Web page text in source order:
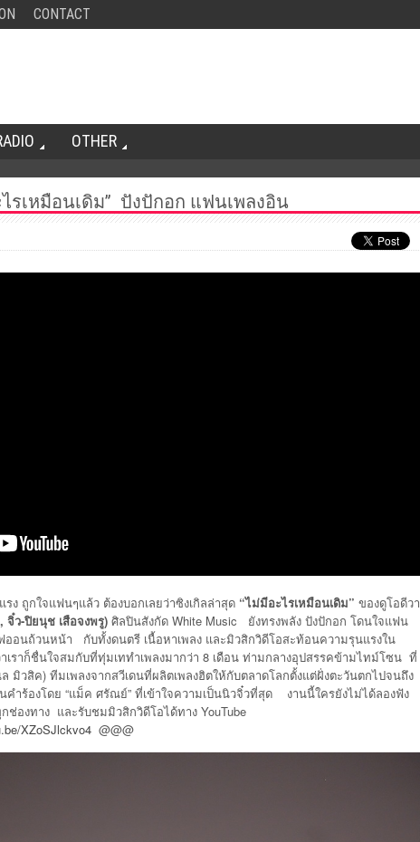
CONTACT
OTHER
รเหมือนเดิม” ปังปักอก แฟนเพลงอิน
ง ถูกใจแฟนๆแล้ว ต้องบอกเลยว่าซิงเกิลล่าสุด “ไม่มีอะไรเหมือนเดิม” ของดูโอดีวา
จิ๋ว-ปิยนุช เสือจงพรู) ศิลปินสังกัด White Music ยังทรงพลัง ปังปักอก โดนใจแฟน
ออนถ้วนหน้า กับทั้งดนตรี เนื้อหาเพลง และมิวสิกวิดีโอสะท้อนความรุนแรงใน
ราก็ชื่นใจสมกับที่ทุ่มเททำเพลงมากว่า 8 เดือน ท่ามกลางอุปสรรคข้ามไทม์โซน ที่
มิวสิค) ทีมเพลงจากสวีเดนที่ผลิตเพลงฮิตให้กับตลาดโลกตั้งแต่ฝั่งตะวันตกไปจนถึง
คำร้องโดย “แม็ค ศรัณย์” ที่เข้าใจความเป็นนิวจิ๋วที่สุด งานนี้ใครยังไม่ได้ลองฟัง
ช่องทาง และรับชมมิวสิกวิดีโอได้ทาง YouTube
XZoSJlckvo4 @@@